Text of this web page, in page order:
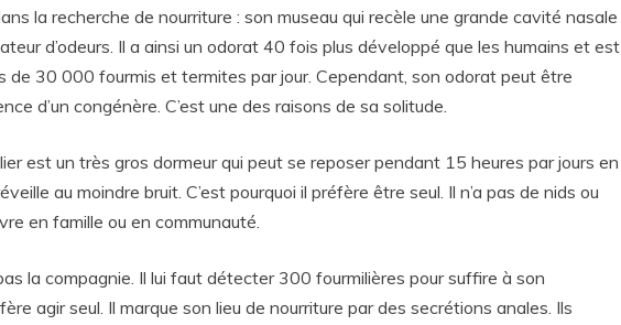
la recherche de nourriture : son museau qui recèle une grande cavité nasale
d’odeurs. Il a ainsi un odorat 40 fois plus développé que les humains et est
de 30 000 fourmis et termites par jour. Cependant, son odorat peut être
d’un congénère. C’est une des raisons de sa solitude.
est un très gros dormeur qui peut se reposer pendant 15 heures par jours en
au moindre bruit. C’est pourquoi il préfère être seul. Il n’a pas de nids ou
en famille ou en communauté.
la compagnie. Il lui faut détecter 300 fourmilières pour suffire à son
agir seul. Il marque son lieu de nourriture par des secrétions anales. Ils